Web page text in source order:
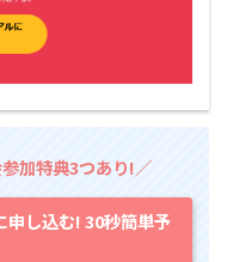
加特典3つあり!／
申し込む! 30秒簡単予